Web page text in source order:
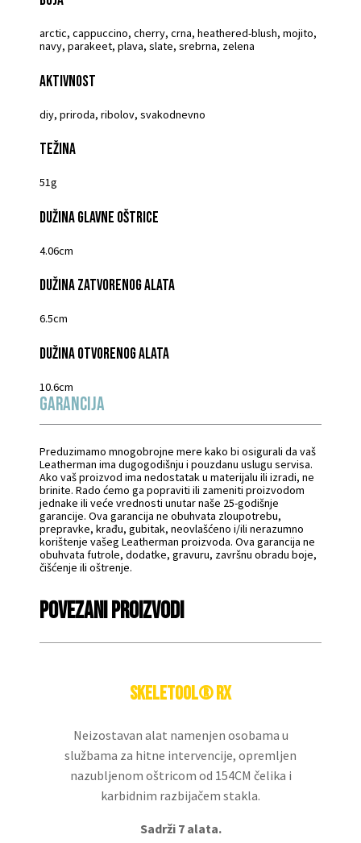
arctic, cappuccino, cherry, crna, heathered-blush, mojito,
navy, parakeet, plava, slate, srebrna, zelena
Aktivnost
diy, priroda, ribolov, svakodnevno
Težina
51g
Dužina glavne oštrice
4.06cm
Dužina zatvorenog alata
6.5cm
Dužina otvorenog alata
10.6cm
Garancija
Preduzimamo mnogobrojne mere kako bi osigurali da vaš
Leatherman ima dugogodišnju i pouzdanu uslugu servisa.
Ako vaš proizvod ima nedostatak u materijalu ili izradi, ne
brinite. Rado ćemo ga popraviti ili zameniti proizvodom
jednake ili veće vrednosti unutar naše 25-godišnje
garancije. Ova garancija ne obuhvata zloupotrebu,
prepravke, krađu, gubitak, neovlašćeno i/ili nerazumno
korištenje vašeg Leatherman proizvoda. Ova garancija ne
obuhvata futrole, dodatke, gravuru, završnu obradu boje,
čišćenje ili oštrenje.
Povezani proizvodi
SKELETOOL® RX
Neizostavan alat namenjen osobama u
službama za hitne intervencije, opremljen
nazubljenom oštricom od 154CM čelika i
karbidnim razbijačem stakla.
Sadrži 7 alata.